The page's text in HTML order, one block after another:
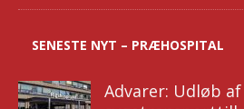
SENESTE NYT – PRÆHOSPITAL
Advarer: Udløb af